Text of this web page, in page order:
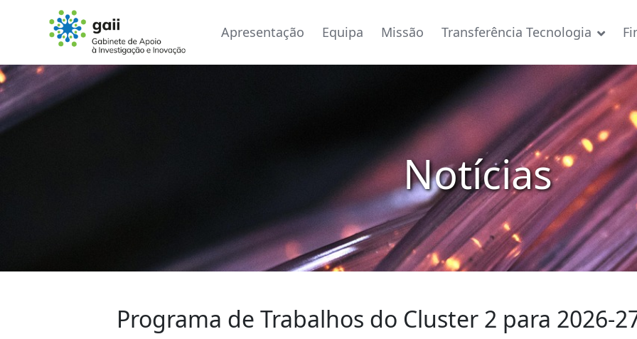
Apresentação Equipa Missão Transferência Tecnologia
Notícias
Programa de Trabalhos do Cluster 2 para 2026-